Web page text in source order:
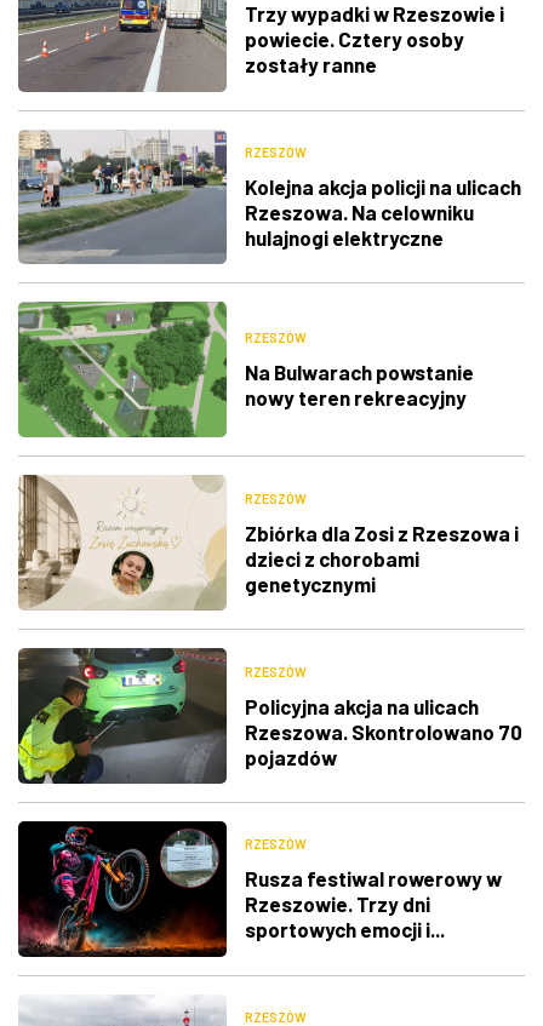
Trzy wypadki w Rzeszowie i
powiecie. Cztery osoby
zostały ranne
RZESZÓW
Kolejna akcja policji na ulicach
Rzeszowa. Na celowniku
hulajnogi elektryczne
RZESZÓW
Na Bulwarach powstanie
nowy teren rekreacyjny
RZESZÓW
Zbiórka dla Zosi z Rzeszowa i
dzieci z chorobami
genetycznymi
RZESZÓW
Policyjna akcja na ulicach
Rzeszowa. Skontrolowano 70
pojazdów
RZESZÓW
Rusza festiwal rowerowy w
Rzeszowie. Trzy dni
sportowych emocji i...
RZESZÓW